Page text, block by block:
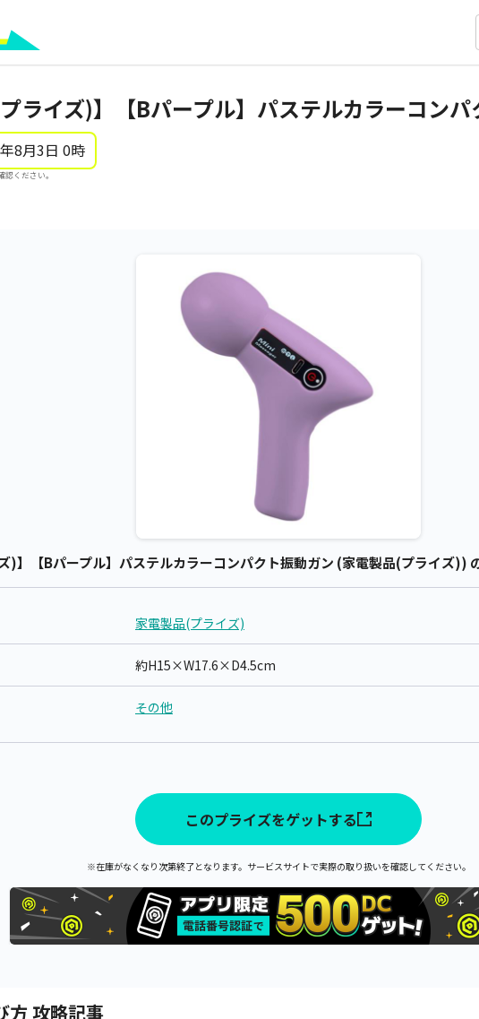
プライズ)】【Bパープル】パステルカラーコン
8月3日 0時
ください。
)】【Bパープル】パステルカラーコンパクト振動ガン (家電製品(プライズ))
家電製品(プライズ)
約H15×W17.6×D4.5cm
その他
このプライズをゲットする
※在庫がなくなり次第終了となります。サービスサイトで実際の取り扱いを確認してください。
方 攻略記事